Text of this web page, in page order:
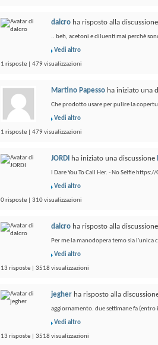
dalcro ha risposto alla discussione
.. beh, acetoni e diluenti mai perchè
Vedi altro
1 risposte | 479 visualizzazioni
Martino Papesso ha iniziato una
Che prodotto usare per pulire la
Vedi altro
1 risposte | 479 visualizzazioni
JORDI ha iniziato una discussione
I Dare You To Call Her. - No Selfie
Vedi altro
0 risposte | 310 visualizzazioni
dalcro ha risposto alla discussione
Per me la manodopera temo sia l'unica
Vedi altro
13 risposte | 3518 visualizzazioni
jegher ha risposto alla
aggiornamento. due settimane fa
Vedi altro
13 risposte | 3518 visualizzazioni